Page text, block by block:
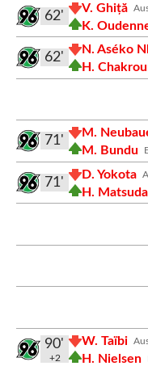
V. Ghiță
K.
62'
N. Aséko
H.
62'
M.
M. Bundu
71'
D. Yokota
H. Matsuda
71'
W. Taïbi
H. Nielsen
90'
+2